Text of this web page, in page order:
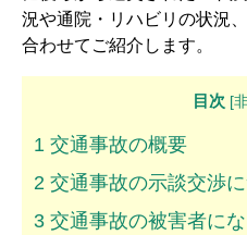
況や通院・リハビリの状況
合わせてご紹介します。
目次 [
1 交通事故の概要
2 交通事故の示談交渉
3 交通事故の被害者に
示談交渉
大型車事故の体験談
バイク事故の体験談